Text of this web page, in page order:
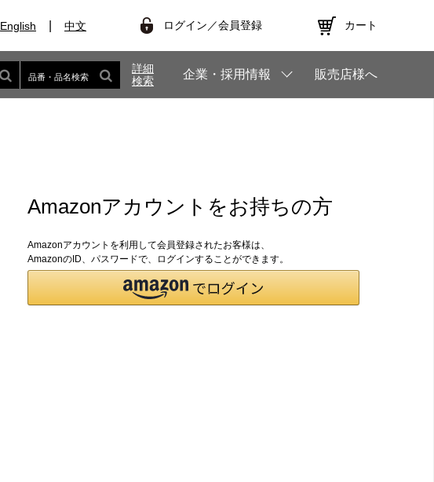
English 中文 ログイン／会員登録 カート
品番・品名検索
詳細
検索
企業・採用情報 販売店様へ
Amazonアカウントをお持ちの方
Amazonアカウントを利用して会員登録されたお客様は、
AmazonのID、パスワードで、ログインすることができます。